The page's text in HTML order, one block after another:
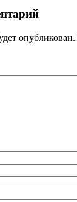
опубликован.